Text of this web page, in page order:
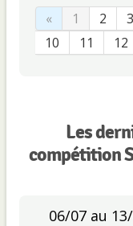
« 1 2 3
10
11 12
Les
compétition
06/07 au